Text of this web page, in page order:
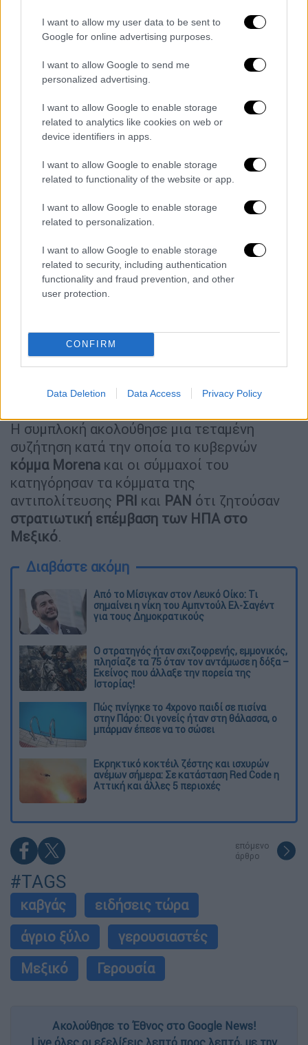
I want to allow my user data to be sent to
Google for online advertising purposes.
I want to allow Google to send me
personalized advertising.
I want to allow Google to enable storage
related to analytics like cookies on web or
device identifiers in apps.
I want to allow Google to enable storage
related to functionality of the website or app.
I want to allow Google to enable storage
related to personalization.
I want to allow Google to enable storage
related to security, including authentication
functionality and fraud prevention, and other
user protection.
CONFIRM
Data Deletion Data Access Privacy Policy
video
Μορένο άρχισε να με προκαλεί, να με αγγίζει,
να με τραβάει. Με χτύπησε στα χέρια και
είπε: «Θα σε σπάσω στο ξύλο, θα σε
σκοτώσω»».
Από την πλευρά του, ο
Νορόνια ξεπέρασε τα όρια, ήξερε ακριβώς τι
έκανε. Θα ανταποκρίνομαι πάντα με θάρρος,
με χαρακτήρα και χωρίς φόβο, για να
την κατεύθυνση που του αξίζει».
Η συμπλοκή ακολούθησε μια τεταμένη
συζήτηση κατά την οποία το κυβερνών
κόμμα Morena και οι σύμμαχοί του
κατηγόρησαν τα κόμματα της
αντιπολίτευσης PRI και PAN ότι ζητούσαν
στρατιωτική επέμβαση των ΗΠΑ στο
Μεξικό.
Διαβάστε ακόμη
Από το Μίσιγκαν στον Λευκό Οίκο: Τι
σημαίνει η νίκη του Αμπντούλ Ελ-Σαγέντ
για τους Δημοκρατικούς
O στρατηγός ήταν σχιζοφρενής, εμμονικός,
πλησίαζε τα 75 όταν τον αντάμωσε η δόξα –
Εκείνος που άλλαξε την πορεία της
Ιστορίας!
Πώς πνίγηκε το 4χρονο παιδί σε πισίνα
στην Πάρο: Οι γονείς ήταν στη θάλασσα, ο
μπάρμαν έπεσε να το σώσει
Εκρηκτικό κοκτέιλ ζέστης και ισχυρών
ανέμων σήμερα: Σε κατάσταση Red Code η
Αττική και άλλες 5 περιοχές
επόμενο
άρθρο
#TAGS
καβγάς
ειδήσεις τώρα
άγριο ξύλο
γερουσιαστές
Μεξικό
Γερουσία
Ακολούθησε το Έθνος στο Google News!